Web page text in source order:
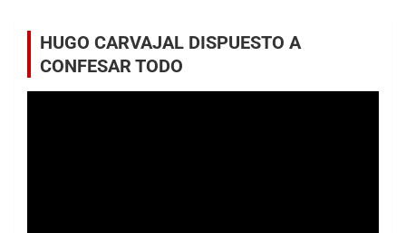
HUGO CARVAJAL DISPUESTO A
CONFESAR TODO